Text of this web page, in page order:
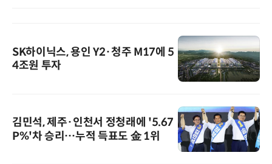
SK하이닉스, 용인 Y2·청주 M17에 5
4조원 투자
김민석, 제주·인천서 정청래에 '5.67
P%'차 승리…누적 득표도 金 1위